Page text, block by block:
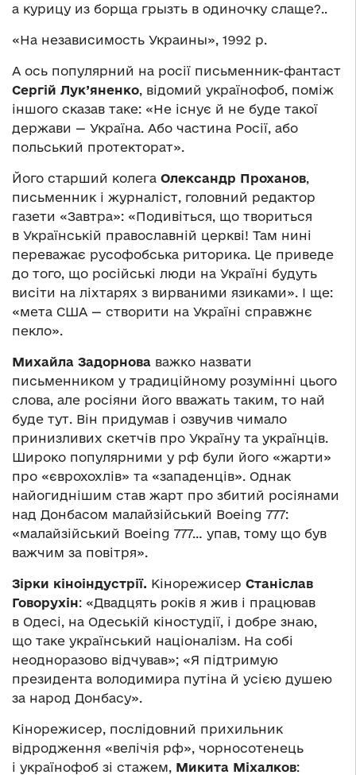
а курицу из борща грызть в одиночку слаще?..
«На независимость Украины», 1992 р.
А ось популярний на росії письменник-фантаст
Сергій Лук’яненко, відомий українофоб, поміж
іншого сказав таке: «Не існує й не буде такої
держави — Україна. Або частина Росії, або
польський протекторат».
Його старший колега Олександр Проханов,
письменник і журналіст, головний редактор
газети «Завтра»: «Подивіться, що твориться
в Українській православній церкві! Там нині
переважає русофобська риторика. Це приведе
до того, що російські люди на Україні будуть
висіти на ліхтарях з вирваними язиками». І ще:
«мета США — створити на Україні справжнє
пекло».
Михайла Задорнова важко назвати
письменником у традиційному розумінні цього
слова, але росіяни його вважать таким, то най
буде тут. Він придумав і озвучив чимало
принизливих скетчів про Україну та українців.
Широко популярними у рф були його «жарти»
про «єврохохлів» та «западенців». Однак
найогиднішим став жарт про збитий росіянами
над Донбасом малайзійський Boeing 777:
«малайзійський Boeing 777… упав, тому що був
важчим за повітря».
Зірки кіноіндустрії. Кінорежисер Станіслав
Говорухін: «Двадцять років я жив і працював
в Одесі, на Одеській кіностудії, і добре знаю,
що таке український націоналізм. На собі
неодноразово відчував»; «Я підтримую
президента володимира путіна й усією душею
за народ Донбасу».
Кінорежисер, послідовний прихильник
відродження «велічія рф», чорносотенець
і українофоб зі стажем, Микита Міхалков: